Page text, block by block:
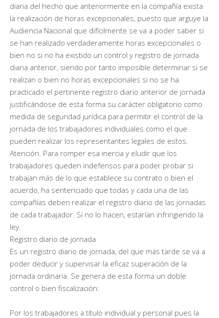
diaria del hecho que anteriormente en la compañía exista
la realización de horas excepcionales, puesto que arguye la
Audiencia Nacional que difícilmente se va a poder saber si
se han realizado verdaderamente horas excepcionales o
bien no si no ha existido un control y registro de jornada
diaria anterior, siendo por tanto imposible determinar si se
realizan o bien no horas excepcionales si no se ha
practicado el pertinente registro diario anterior de jornada
justificándose de esta forma su carácter obligatorio como
medida de seguridad jurídica para permitir el control de la
jornada de los trabajadores individuales como el que
pueden realizar los representantes legales de estos.
Atención. Para romper esa inercia y eludir que los
trabajadores queden indefensos para poder probar si
trabajan más de lo que establece su contrato o bien el
acuerdo, ha sentenciado que todas y cada una de las
compañías deben realizar el registro diario de las jornadas
de cada trabajador. Si no lo hacen, estarían infringiendo la
ley.
Registro diario de jornada
Es un registro diario de jornada, del que más tarde se va a
poder deducir y supervisar la eficaz superación de la
jornada ordinaria. Se genera de esta forma un doble
control o bien fiscalización:
Por los trabajadores a título individual y personal pues la